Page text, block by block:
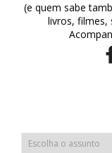
(e quem sabe
livros, filmes,